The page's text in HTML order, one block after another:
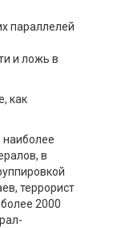
параллелей
и ложь в
как
наиболее
в
террорист
2000